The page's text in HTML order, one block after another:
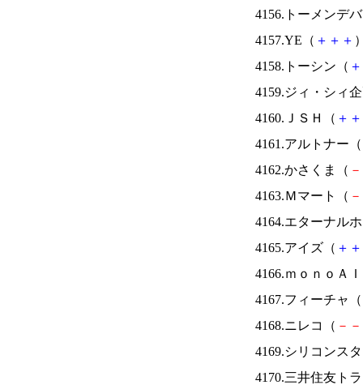
4156.トーメンデ
4157.YE（ ＋ ＋ ＋
4158.トーシン（ ＋
4159.ジィ・シィ
4160.ＪＳＨ（ ＋ ＋
4161.アルトナー（
4162.かさくま（ －
4163.Ｍマート（ －
4164.エターナル
4165.アイズ（ ＋ ＋
4166.ｍｏｎｏＡ
4167.フィーチャ（
4168.ニレコ（ － －
4169.シリコンス
4170.三井住友ト